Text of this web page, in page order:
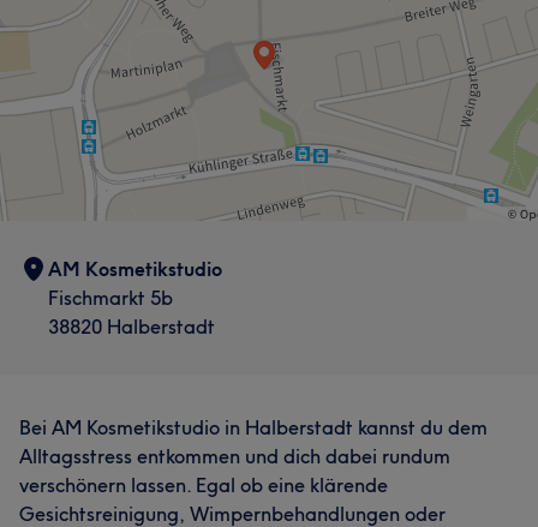
AM Kosmetikstudio
Fischmarkt 5b
38820 Halberstadt
Bei AM Kosmetikstudio in Halberstadt kannst du dem
Alltagsstress entkommen und dich dabei rundum
verschönern lassen. Egal ob eine klärende
Gesichtsreinigung, Wimpernbehandlungen oder